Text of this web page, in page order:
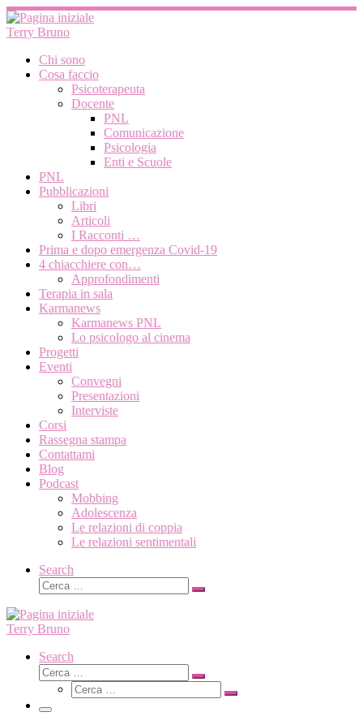
Passa
al
contenuto
Terry Bruno
Chi sono
Cosa faccio
Psicoterapeuta
Docente
PNL
Comunicazione
Psicologia
Enti e Scuole
PNL
Pubblicazioni
Libri
Articoli
I Racconti …
Prima e dopo emergenza Covid-19
4 chiacchiere con…
Approfondimenti
Terapia in sala
Karmanews
Karmanews PNL
Lo psicologo al cinema
Progetti
Eventi
Convegni
Presentazioni
Interviste
Corsi
Rassegna stampa
Contattami
Blog
Podcast
Mobbing
Adolescenza
Le relazioni di coppia
Le relazioni sentimentali
Search
Cerca
Cerca
Terry Bruno
Search
Cerca
Cerca
Cerca
Cerca
Menu